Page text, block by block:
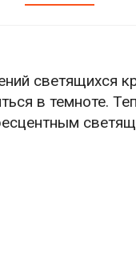
светящихся
в темноте.